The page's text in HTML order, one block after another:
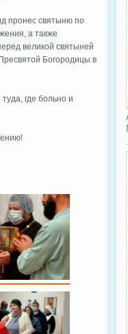
пронес святыню по
а также
великой святыней
Богородицы в
где больно и